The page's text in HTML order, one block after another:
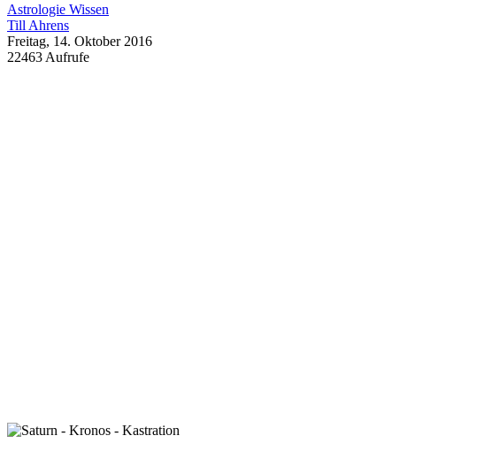
Astrologie Wissen
Till Ahrens
Freitag, 14. Oktober 2016
22463 Aufrufe